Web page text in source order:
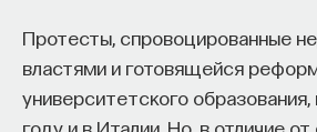
Протесты, спровоцированные
властями и готовящейся
университетского образования,
году и в Италии. Но, в отличие